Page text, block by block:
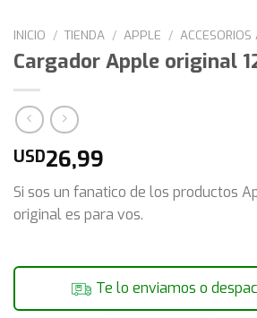
INICIO / TIENDA / APPLE / ACCESORIOS
Cargador Apple original
USD26,99
Si sos un fanatico de los productos
original es para vos.
Te lo enviamos o